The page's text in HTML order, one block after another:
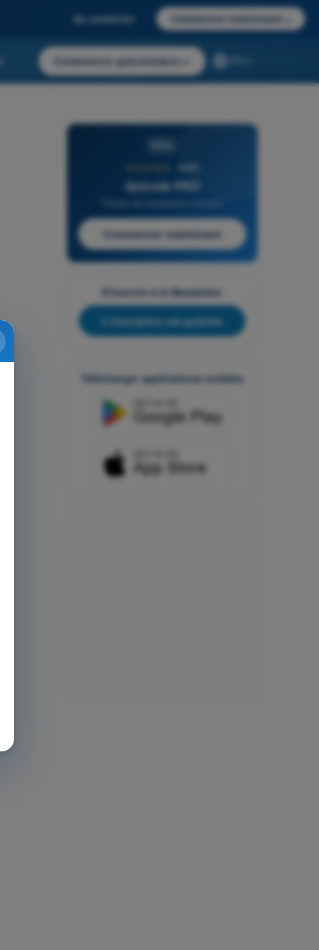
Se connecter Commencer maintenant
Commencer gratuitement
4,6/5
Quizvds PRO
Commencer maintenant
S'inscrire à la Newsletter
L'inscription est gratuite
Télécharger applications mobiles